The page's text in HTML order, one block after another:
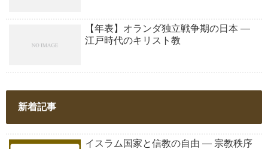
【年表】オランダ独立戦争期の日本 ―
江戸時代のキリスト教
新着記事
イスラム国家と信教の自由 ― 宗教秩序